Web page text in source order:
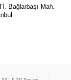
Bağlarbaşı Mah.